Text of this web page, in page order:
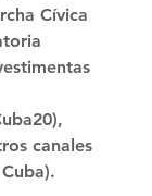
Cívica
canales